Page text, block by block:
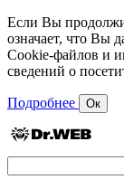
Если Вы
означает, что Вы
Cookie-файлов и
сведений о
Подробнее Ок